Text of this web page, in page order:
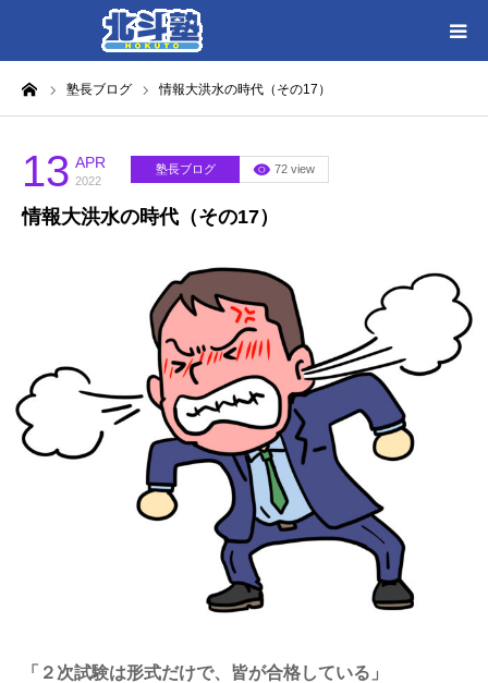
塾長ブログ 情報大洪水の時代（その17）
13 APR
2022
塾長ブログ 72 view
情報大洪水の時代（その17）
「２次試験は形式だけで、皆が合格している」
HOME
各教室別に記事を見る
北斗塾／教室一覧